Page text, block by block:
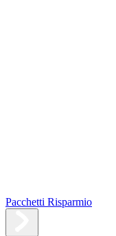
Pacchetti Risparmio